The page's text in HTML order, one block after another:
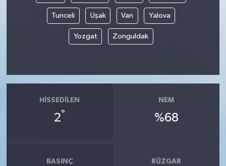
Tunceli Uşak Van Yalova
Yozgat Zonguldak
HISSEDILEN
2°
NEM
%68
BASINÇ RÜZGAR